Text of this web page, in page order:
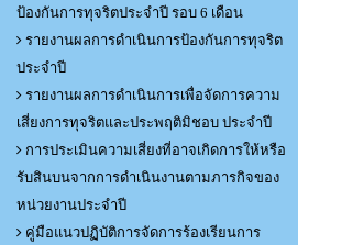
ป้องกันการทุจริตประจำปี รอบ 6 เดือน
รายงานผลการดำเนินการป้องกันการทุจริต
ประจำปี
รายงานผลการดำเนินการเพื่อจัดการความ
เสี่ยงการทุจริตและประพฤติมิชอบ ประจำปี
การประเมินความเสี่ยงที่อาจเกิดการให้หรือ
รับสินบนจากการดำเนินงานตามภารกิจของ
หน่วยงานประจำปี
คู่มือแนวปฏิบัติการจัดการร้องเรียนการ